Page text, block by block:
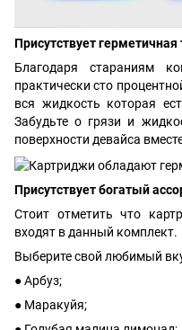
Присутствует
Благодаря стараниям
практически сто
вся жидкость которая
Забудьте о грязи и
поверхности девайса
Присутствует богатый
Стоит отметить что
входят в данный комплект.
Выберите свой любимый
● Арбуз;
● Маракуйя;